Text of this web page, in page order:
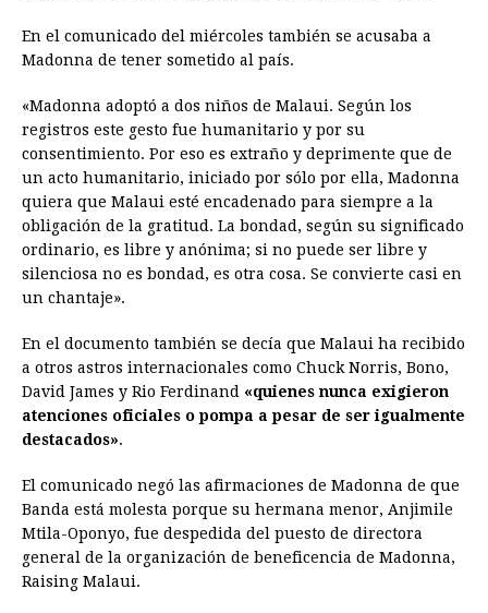
En el comunicado del miércoles también se acusaba a
Madonna de tener sometido al país.
«Madonna adoptó a dos niños de Malaui. Según los
registros este gesto fue humanitario y por su
consentimiento. Por eso es extraño y deprimente que de
un acto humanitario, iniciado por sólo por ella, Madonna
quiera que Malaui esté encadenado para siempre a la
obligación de la gratitud. La bondad, según su significado
ordinario, es libre y anónima; si no puede ser libre y
silenciosa no es bondad, es otra cosa. Se convierte casi en
un chantaje».
En el documento también se decía que Malaui ha recibido
a otros astros internacionales como Chuck Norris, Bono,
David James y Rio Ferdinand «quienes nunca exigieron
atenciones oficiales o pompa a pesar de ser igualmente
destacados».
El comunicado negó las afirmaciones de Madonna de que
Banda está molesta porque su hermana menor, Anjimile
Mtila-Oponyo, fue despedida del puesto de directora
general de la organización de beneficencia de Madonna,
Raising Malaui.